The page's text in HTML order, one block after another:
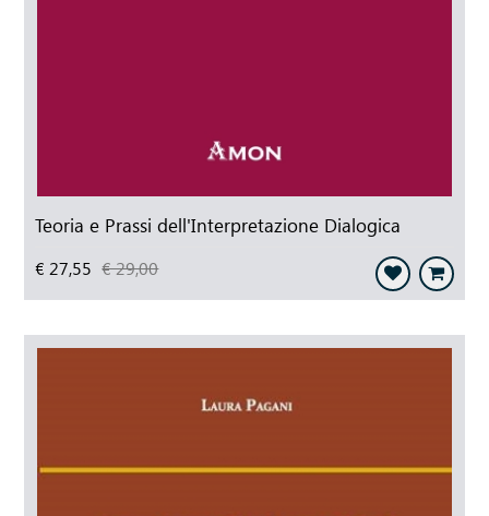
Teoria e Prassi dell'Interpretazione Dialogica
€ 27,55 € 29,00